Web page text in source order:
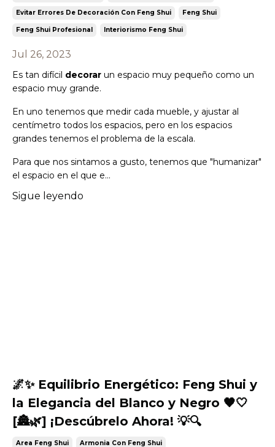
Evitar Errores De Decoración Con Feng Shui Feng Shui
Feng Shui Profesional Interiorismo Feng Shui
Jul 26, 2023
Es tan difícil decorar un espacio muy pequeño como un
espacio muy grande.
En uno tenemos que medir cada mueble, y ajustar al
centímetro todos los espacios, pero en los espacios
grandes tenemos el problema de la escala.
Para que nos sintamos a gusto, tenemos que "humanizar"
el espacio en el que e...
Sigue leyendo
🌌✨ Equilibrio Energético: Feng Shui y
la Elegancia del Blanco y Negro 🖤🤍
[🏯🌿] ¡Descúbrelo Ahora! 💡🔍
Area Feng Shui Armonia Con Feng Shui